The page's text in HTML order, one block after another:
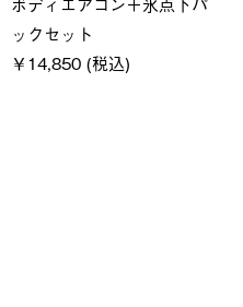
ックセット
￥14,850 (税込)